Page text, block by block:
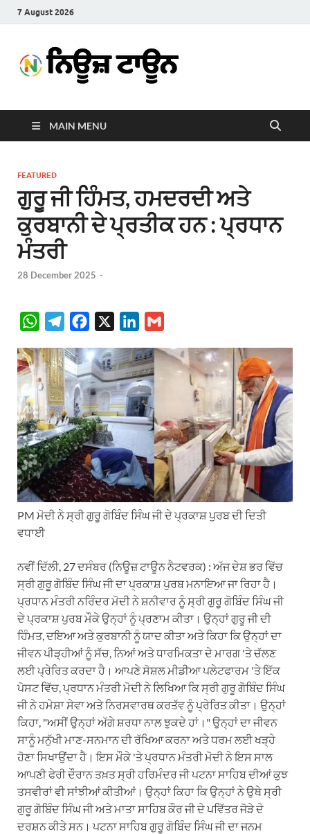
7 August 2026
Town
MAIN MENU
FEATURED
ਗੁਰੂ ਜੀ ਹਿੰਮਤ, ਹਮਦਰਦੀ ਅਤੇ
ਕੁਰਬਾਨੀ ਦੇ ਪ੍ਰਤੀਕ ਹਨ : ਪ੍ਰਧਾਨ
ਮੰਤਰੀ
28 December 2025 -
W
a
t
A
p
p
l
e
g
r
a
m
c
e
b
o
o
k
n
k
e
d
n
a
PM ਮੋਦੀ ਨੇ ਸ੍ਰੀ ਗੁਰੂ ਗੋਬਿੰਦ ਸਿੰਘ ਜੀ ਦੇ ਪ੍ਰਕਾਸ਼ ਪੁਰਬ ਦੀ ਦਿਤੀ
ਵਧਾਈ
ਨਵੀਂ ਦਿੱਲੀ, 27 ਦਸੰਬਰ (ਨਿਊਜ਼ ਟਾਊਨ ਨੈਟਵਰਕ) : ਅੱਜ ਦੇਸ਼ ਭਰ ਵਿੱਚ
ਸ੍ਰੀ ਗੁਰੂ ਗੋਬਿੰਦ ਸਿੰਘ ਜੀ ਦਾ ਪ੍ਰਕਾਸ਼ ਪੁਰਬ ਮਨਾਇਆ ਜਾ ਰਿਹਾ ਹੈ।
ਪ੍ਰਧਾਨ ਮੰਤਰੀ ਨਰਿੰਦਰ ਮੋਦੀ ਨੇ ਸ਼ਨੀਵਾਰ ਨੂੰ ਸ੍ਰੀ ਗੁਰੂ ਗੋਬਿੰਦ ਸਿੰਘ ਜੀ
ਦੇ ਪ੍ਰਕਾਸ਼ ਪੁਰਬ ਮੌਕੇ ਉਨ੍ਹਾਂ ਨੂੰ ਪ੍ਰਣਾਮ ਕੀਤਾ। ਉਨ੍ਹਾਂ ਗੁਰੂ ਜੀ ਦੀ
ਹਿੰਮਤ, ਦਇਆ ਅਤੇ ਕੁਰਬਾਨੀ ਨੂੰ ਯਾਦ ਕੀਤਾ ਅਤੇ ਕਿਹਾ ਕਿ ਉਨ੍ਹਾਂ ਦਾ
ਜੀਵਨ ਪੀੜ੍ਹੀਆਂ ਨੂੰ ਸੱਚ, ਨਿਆਂ ਅਤੇ ਧਾਰਮਿਕਤਾ ਦੇ ਮਾਰਗ 'ਤੇ ਚੱਲਣ
ਲਈ ਪ੍ਰੇਰਿਤ ਕਰਦਾ ਹੈ। ਆਪਣੇ ਸੋਸ਼ਲ ਮੀਡੀਆ ਪਲੇਟਫਾਰਮ 'ਤੇ ਇੱਕ
ਪੋਸਟ ਵਿੱਚ, ਪ੍ਰਧਾਨ ਮੰਤਰੀ ਮੋਦੀ ਨੇ ਲਿਖਿਆ ਕਿ ਸ੍ਰੀ ਗੁਰੂ ਗੋਬਿੰਦ ਸਿੰਘ
ਜੀ ਨੇ ਹਮੇਸ਼ਾ ਸੇਵਾ ਅਤੇ ਨਿਰਸਵਾਰਥ ਕਰਤੱਵ ਨੂੰ ਪ੍ਰੇਰਿਤ ਕੀਤਾ। ਉਨ੍ਹਾਂ
ਕਿਹਾ, "ਅਸੀਂ ਉਨ੍ਹਾਂ ਅੱਗੇ ਸ਼ਰਧਾ ਨਾਲ ਝੁਕਦੇ ਹਾਂ।" ਉਨ੍ਹਾਂ ਦਾ ਜੀਵਨ
ਸਾਨੂੰ ਮਨੁੱਖੀ ਮਾਣ-ਸਨਮਾਨ ਦੀ ਰੱਖਿਆ ਕਰਨਾ ਅਤੇ ਧਰਮ ਲਈ ਖੜ੍ਹੇ
ਹੋਣਾ ਸਿਖਾਉਂਦਾ ਹੈ। ਇਸ ਮੌਕੇ 'ਤੇ ਪ੍ਰਧਾਨ ਮੰਤਰੀ ਮੋਦੀ ਨੇ ਇਸ ਸਾਲ
ਆਪਣੀ ਫੇਰੀ ਦੌਰਾਨ ਤਖ਼ਤ ਸ੍ਰੀ ਹਰਿਮੰਦਰ ਜੀ ਪਟਨਾ ਸਾਹਿਬ ਦੀਆਂ ਕੁਝ
ਤਸਵੀਰਾਂ ਵੀ ਸਾਂਝੀਆਂ ਕੀਤੀਆਂ। ਉਨ੍ਹਾਂ ਕਿਹਾ ਕਿ ਉਨ੍ਹਾਂ ਨੇ ਉਥੇ ਸ੍ਰੀ
ਗੁਰੂ ਗੋਬਿੰਦ ਸਿੰਘ ਜੀ ਅਤੇ ਮਾਤਾ ਸਾਹਿਬ ਕੌਰ ਜੀ ਦੇ ਪਵਿੱਤਰ ਜੋੜੇ ਦੇ
ਦਰਸ਼ਨ ਕੀਤੇ ਸਨ। ਪਟਨਾ ਸਾਹਿਬ ਗੁਰੂ ਗੋਬਿੰਦ ਸਿੰਘ ਜੀ ਦਾ ਜਨਮ